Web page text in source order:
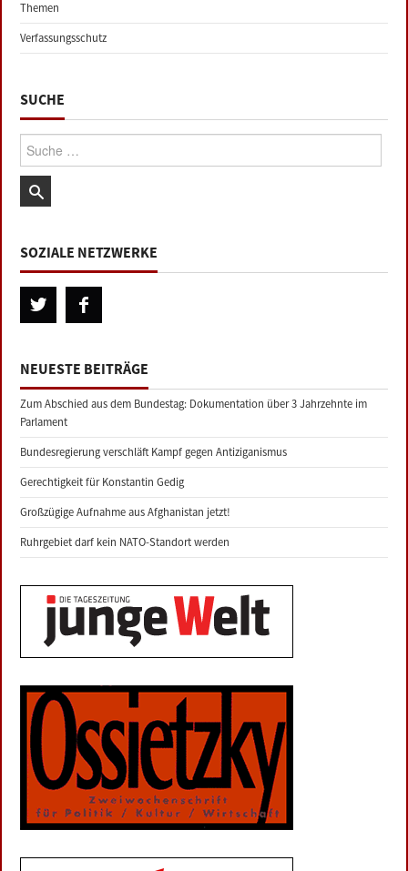
Themen
Verfassungsschutz
SUCHE
Suche:
SOZIALE NETZWERKE
NEUESTE BEITRÄGE
Zum Abschied aus dem Bundestag: Dokumentation über 3 Jahrzehnte im
Parlament
Bundesregierung verschläft Kampf gegen Antiziganismus
Gerechtigkeit für Konstantin Gedig
Großzügige Aufnahme aus Afghanistan jetzt!
Ruhrgebiet darf kein NATO-Standort werden